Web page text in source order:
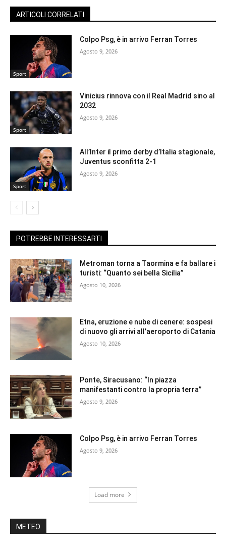
ARTICOLI CORRELATI
Sport
Colpo Psg, è in arrivo Ferran Torres
Agosto 9, 2026
Sport
Vinicius rinnova con il Real Madrid sino al
2032
Agosto 9, 2026
Sport
All’Inter il primo derby d’Italia stagionale,
Juventus sconfitta 2-1
Agosto 9, 2026
POTREBBE INTERESSARTI
Metroman torna a Taormina e fa ballare i
turisti: “Quanto sei bella Sicilia”
Agosto 10, 2026
Etna, eruzione e nube di cenere: sospesi
di nuovo gli arrivi all’aeroporto di Catania
Agosto 10, 2026
Ponte, Siracusano: “In piazza
manifestanti contro la propria terra”
Agosto 9, 2026
Colpo Psg, è in arrivo Ferran Torres
Agosto 9, 2026
Load more
METEO